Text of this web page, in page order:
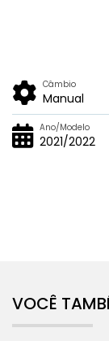
Câmbio
Manual
Ano/Modelo
2021/2022
VOCÊ